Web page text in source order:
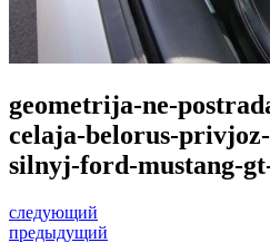
geometrija-ne-
celaja-belorus-
silnyj-ford-mustang-
следующий
предыдущий